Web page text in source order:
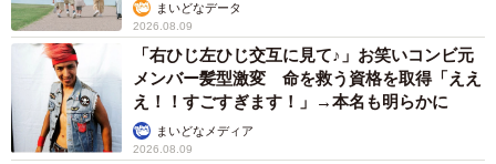
の演奏史上最高の人数の方に一度に聴いて頂き嬉しいと同
時にSNSの凄さを痛感しております😭ありがとうございま
同日の演奏貼り付けますのでお時間ある方はぜひお聴きく
ださい🎹
まいどなデータ
2026.08.09
「右ひじ左ひじ交互に見て♪」お笑いコンビ元
メンバー髪型激変 命を救う資格を取得「ええ
え！！すごすぎます！」→本名も明らかに
まいどなメディア
2026.08.09